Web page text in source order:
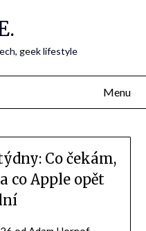
geek lifestyle
Menu
Co čekám,
co Apple opět